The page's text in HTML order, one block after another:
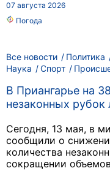
07 августа 2026
Погода
Все новости Политика
Наука
Спорт
В Приангарье на
незаконных рубок
Сегодня, 13 мая, в
сообщили о
количества
сокращении объемов